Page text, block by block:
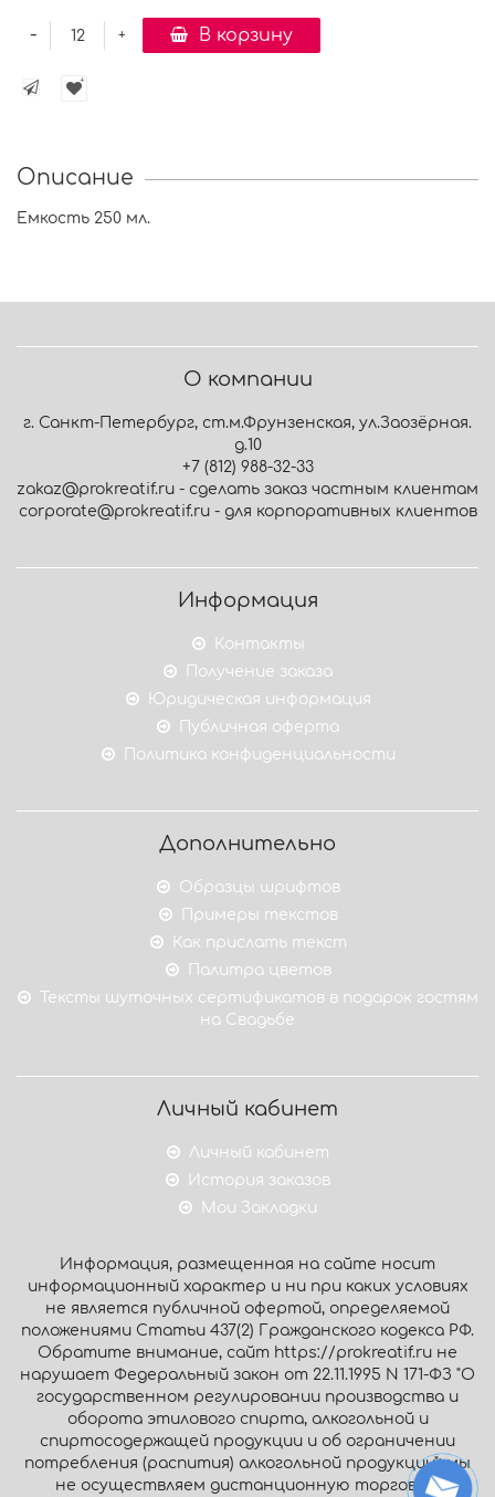
+
- В корзину
Описание
Емкость 250 мл.
О компании
г. Санкт-Петербург, ст.м.Фрунзенская, ул.Заозёрная.
д.10
+7 (812) 988-32-33
zakaz@prokreatif.ru - сделать заказ частным клиентам
corporate@prokreatif.ru - для корпоративных клиентов
Информация
Контакты
Получение заказа
Юридическая информация
Публичная оферта
Политика конфиденциальности
Дополнительно
Образцы шрифтов
Примеры текстов
Как прислать текст
Палитра цветов
Тексты шуточных сертификатов в подарок гостям
на Свадьбе
Личный кабинет
Личный кабинет
История заказов
Мои Закладки
Информация, размещенная на сайте носит
информационный характер и ни при каких условиях
не является публичной офертой, определяемой
положениями Статьи 437(2) Гражданского кодекса РФ.
Обратите внимание, сайт https://prokreatif.ru не
нарушает Федеральный закон от 22.11.1995 N 171-ФЗ "О
государственном регулировании производства и
оборота этилового спирта, алкогольной и
спиртосодержащей продукции и об ограничении
потребления (распития) алкогольной продукции": мы
не осуществляем дистанционную торговлю